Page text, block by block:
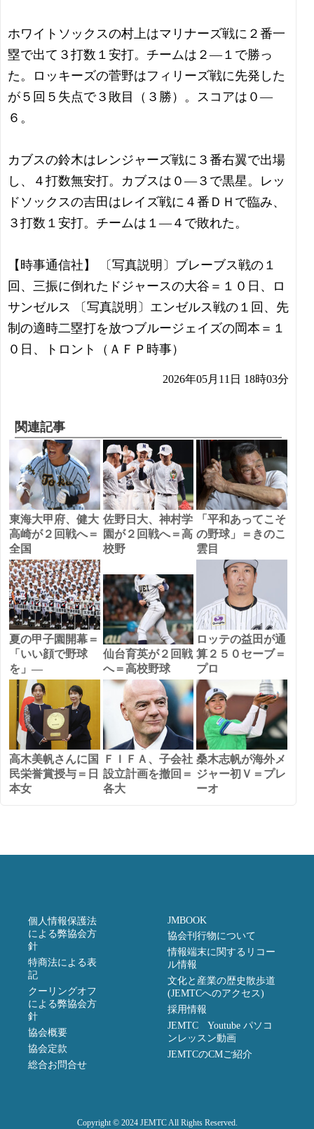
ホワイトソックスの村上はマリナーズ戦に２番一
塁で出て３打数１安打。チームは２―１で勝っ
た。ロッキーズの菅野はフィリーズ戦に先発した
が５回５失点で３敗目（３勝）。スコアは０―
６。
カブスの鈴木はレンジャーズ戦に３番右翼で出場
し、４打数無安打。カブスは０―３で黒星。レッ
ドソックスの吉田はレイズ戦に４番ＤＨで臨み、
３打数１安打。チームは１―４で敗れた。
【時事通信社】 〔写真説明〕ブレーブス戦の１
回、三振に倒れたドジャースの大谷＝１０日、ロ
サンゼルス 〔写真説明〕エンゼルス戦の１回、先
制の適時二塁打を放つブルージェイズの岡本＝１
０日、トロント（ＡＦＰ時事）
2026年05月11日 18時03分
関連記事
東海大甲府、健大
高崎が２回戦へ＝
全国
佐野日大、神村学
園が２回戦へ＝高
校野
「平和あってこそ
の野球」＝きのこ
雲目
夏の甲子園開幕＝
「いい顔で野球
を」―
仙台育英が２回戦
へ＝高校野球
ロッテの益田が通
算２５０セーブ＝
プロ
高木美帆さんに国
民栄誉賞授与＝日
本女
ＦＩＦＡ、子会社
設立計画を撤回＝
各大
桑木志帆が海外メ
ジャー初Ｖ＝プレ
ーオ
個人情報保護法
による弊協会方
針
特商法による表
記
クーリングオフ
による弊協会方
針
協会概要
協会定款
総合お問合せ
JMBOOK
協会刊行物について
情報端末に関するリコー
ル情報
文化と産業の歴史散歩道
(JEMTCへのアクセス)
採用情報
JEMTC Youtube パソコ
ンレッスン動画
JEMTCのCMご紹介
Copyright © 2024 JEMTC All Rights Reserved.